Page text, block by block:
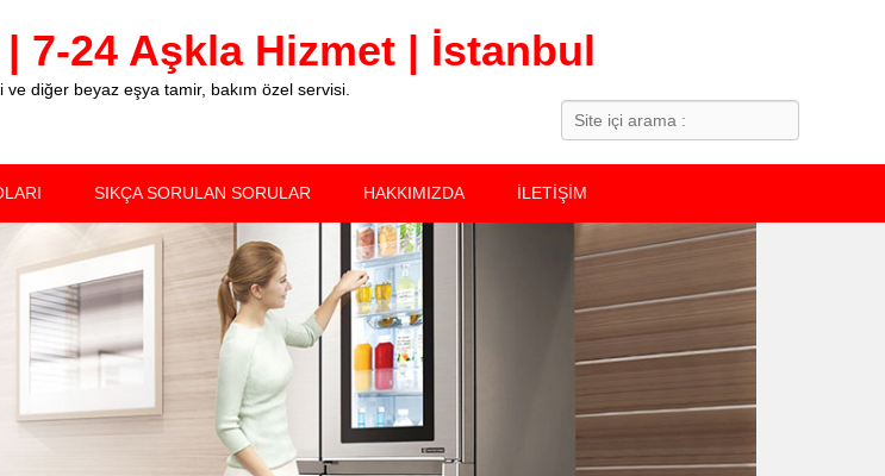
7-24 Aşkla Hizmet | İstanbul
diğer beyaz eşya tamir, bakım özel servisi.
Search
SIKÇA SORULAN SORULAR HAKKIMIZDA İLETİŞİM